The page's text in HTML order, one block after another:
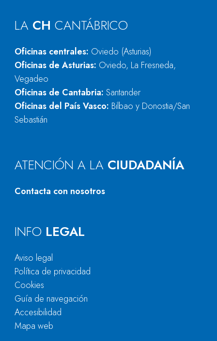
LA CH CANTÁBRICO
Oficinas centrales: Oviedo (Asturias)
Oficinas de Asturias: Oviedo, La Fresneda,
Vegadeo
Oficinas de Cantabria: Santander
Oficinas del País Vasco: Bilbao y Donostia/San
Sebastián
ATENCIÓN A LA CIUDADANÍA
Contacta con nosotros
INFO LEGAL
Aviso legal
Política de privacidad
Cookies
Guía de navegación
Accesibilidad
Mapa web